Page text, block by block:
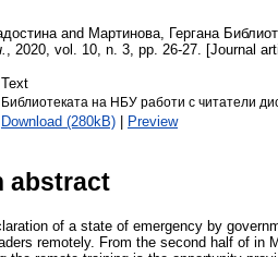
and Мартинова, Гергана
, 2020, vol. 10, n. 3, pp. 26-27. [Journal
Text
Библиотеката на НБУ работи с читатели
Download (280kB) | Preview
abstract
of a state of emergency by
remotely. From the second half of